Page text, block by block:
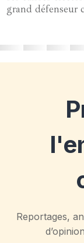
grand défenseur
Reportages,